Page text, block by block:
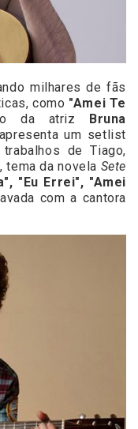
milhares de fãs
como "Amei Te
da atriz
Bruna
um setlist
de Tiago,
, tema da novela Sete
"Eu Errei", "Amei
com a cantora